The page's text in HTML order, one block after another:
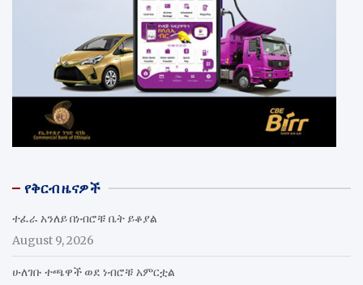
የቅርብ ዜናዎች
ተፈራ አንለይ በነብሮቹ ቤት ይቆያል
August 9, 2026
ሁለገቡ ተጫዋች ወደ ነብሮቹ አምርቷል